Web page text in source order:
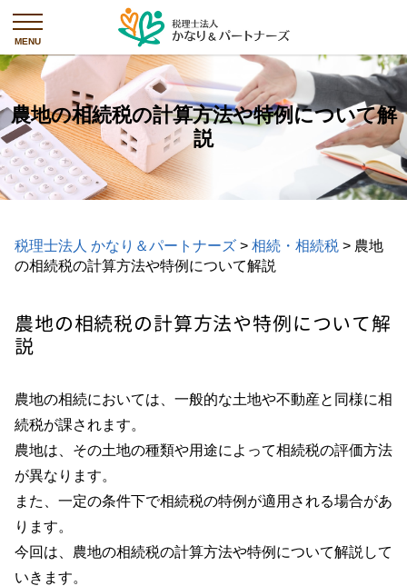
農地の相続税の計算方法や特例について解
説
税理士法人 かなり＆パートナーズ > 相続・相続税 > 農地
の相続税の計算方法や特例について解説
農地の相続税の計算方法や特例について解
説
農地の相続においては、一般的な土地や不動産と同様に相
続税が課されます。
農地は、その土地の種類や用途によって相続税の評価方法
が異なります。
また、一定の条件下で相続税の特例が適用される場合があ
ります。
今回は、農地の相続税の計算方法や特例について解説して
いきます。